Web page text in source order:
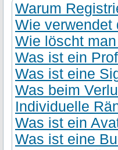
Warum
Wie verwendet
Wie löscht
Was ist ein
Was ist eine
Was beim
Individuelle
Was ist ein
Was ist eine